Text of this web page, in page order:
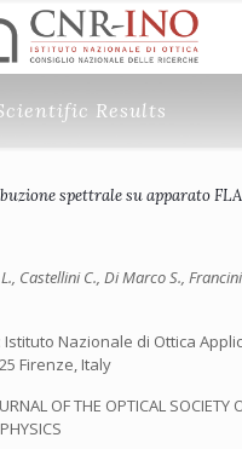
Results
spettrale su apparato
Castellini C., Di Marco S., Francini
Istituto Nazionale di Ottica
Firenze, Italy
OF THE OPTICAL SOCIETY